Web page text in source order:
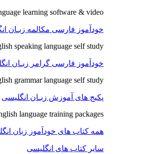
learning software & video
خودآموز فارسی مکالمه زبـان
speaking language self study
خودآموز فارسی گرامر زبـان
grammar language self study
پکیج های آموزش زبـان انگلیسی
language training packages
همه کتاب های خودآموز زبان
سایر کتاب های انگلیسی